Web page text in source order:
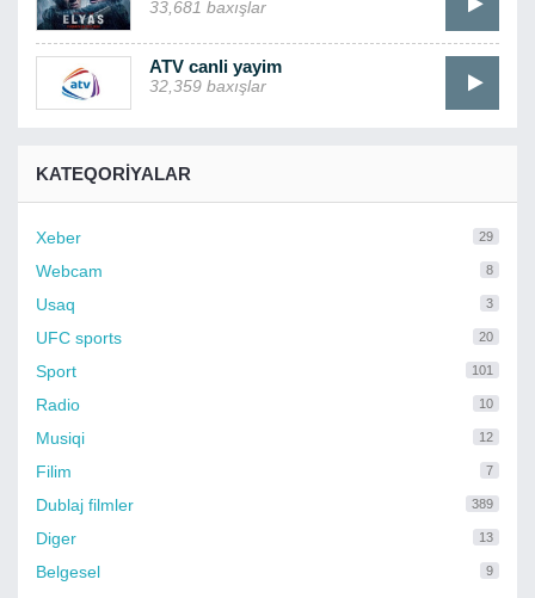
33,681 baxışlar
ATV canli yayim
32,359 baxışlar
KATEQORIYALAR
Xeber 29
Webcam 8
Usaq 3
UFC sports 20
Sport 101
Radio 10
Musiqi 12
Filim 7
Dublaj filmler 389
Diger 13
Belgesel 9